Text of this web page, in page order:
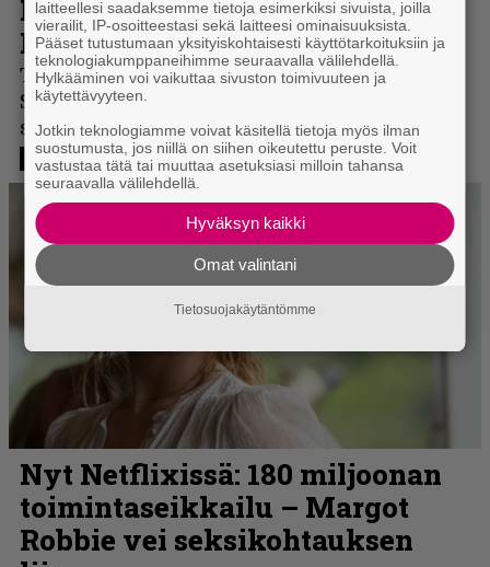
laitteellesi saadaksemme tietoja esimerkiksi sivuista, joilla
vierailit, IP-osoitteestasi sekä laitteesi ominaisuuksista.
Pääset tutustumaan yksityiskohtaisesti käyttötarkoituksiin ja
teknologiakumppaneihimme seuraavalla välilehdellä.
Hylkääminen voi vaikuttaa sivuston toimivuuteen ja
käytettävyyteen.
Jotkin teknologiamme voivat käsitellä tietoja myös ilman
suostumusta, jos niillä on siihen oikeutettu peruste. Voit
vastustaa tätä tai muuttaa asetuksiasi milloin tahansa
seuraavalla välilehdellä.
Hyväksyn kaikki
Omat valintani
Tietosuojakäytäntömme